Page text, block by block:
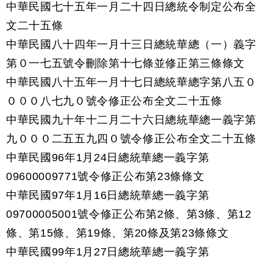
中華民國七十五年一月二十四日總統令制定公布全
文二十五條
中華民國八十四年一月十三日總統華總（一）義字
第０一七五號令刪除第十七條並修正第三條條文
中華民國八十五年一月十七日總統華總字第八五０
０００八七九０號令修正公布全文二十五條
中華民國九十年十二月二十六日總統華總一義字第
九０００二五五九四０號令修正公布全文二十五條
中華民國96年1月24日總統華總一義字第
09600009771號令修正公布第23條條文
中華民國97年1月16日總統華總一義字第
09700005001號令修正公布第2條、第3條、第12
條、第15條、第19條、第20條及第23條條文
中華民國99年1月27日總統華總一義字第